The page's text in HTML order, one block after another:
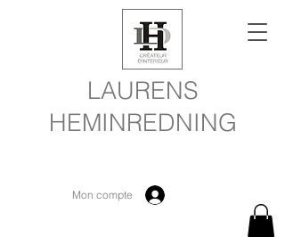
LAURENS
HEMINREDNING
Mon compte